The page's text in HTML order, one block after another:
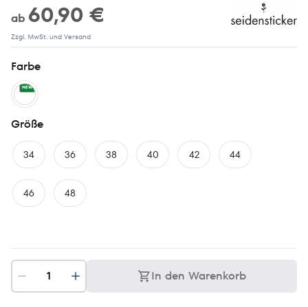
ab 60,90 €
Zzgl. MwSt. und Versand
Farbe
NEW
Größe
34 36 38 40 42 44
46 48
In den Warenkorb